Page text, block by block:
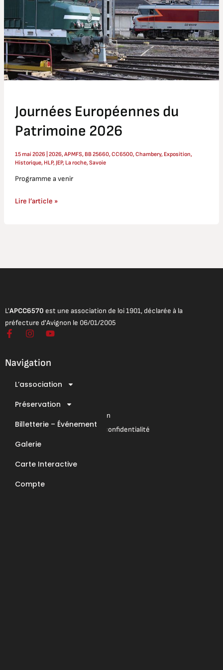
Journées Européennes du
Patrimoine 2026
15 mai 2026 2026,APMFS, BB 25660,CC6500,Chambery, Exposition,
Historique, HLP, JEP, La roche,Savoie
Programme a venir
Lire l’article »
L'APCC6570 est une association de loi 1901, déclarée à la
préfecture d'Avignon le 06/01/2005
F
a
e
b
I
t
a
r
m
Y
t
u
e
Navigation
L’association
Préservation
Billetterie – Événement
Galerie
Carte Interactive
Compte
Mentions légales
Conditions Générales de Vente
Conditions Générales d’Utilisation
Mentions légales & Politique de confidentialité
E-Mail : contact@apcc6570.fr
Téléphone : 06 85 81 94 56